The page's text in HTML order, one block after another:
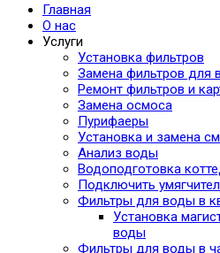
Главная
О нас
Услуги
Установка фильтров
Замена фильтров для
Ремонт фильтров и
Замена осмоса
Пурифаеры
Установка и замена
Анализ воды
Водоподготовка
Подключить
Фильтры для воды в
Установка
воды
Фильтры для воды в